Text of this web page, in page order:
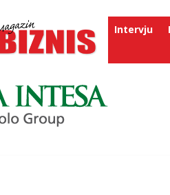
Intervju